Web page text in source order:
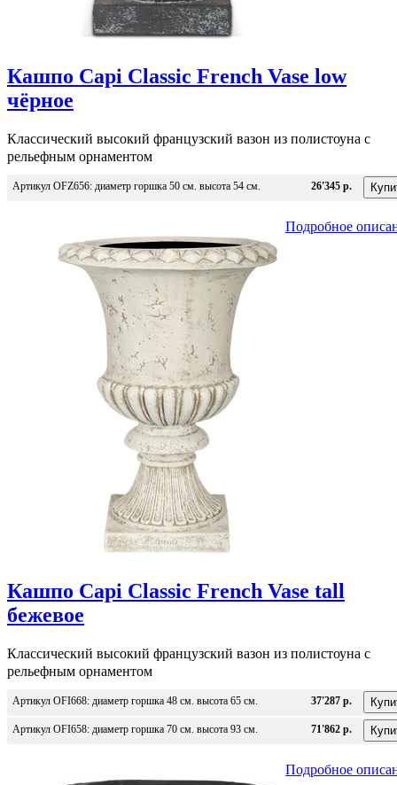
Кашпо Capi Classic French Vase low
чёрное
Классический высокий французский вазон из полистоуна с
рельефным орнаментом
Артикул OFZ656: диаметр горшка 50 см. высота 54 см. 26'345 р.
Подробное
Кашпо Capi Classic French Vase tall
бежевое
Классический высокий французский вазон из полистоуна с
рельефным орнаментом
Артикул OFI668: диаметр горшка 48 см. высота 65 см. 37'287 р.
Артикул OFI658: диаметр горшка 70 см. высота 93 см. 71'862 р.
Подробное